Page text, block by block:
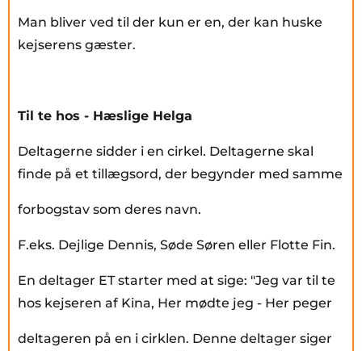
Man bliver ved til der kun er en, der kan huske
kejserens gæster.
Til te hos - Hæslige Helga
Deltagerne sidder i en cirkel. Deltagerne skal
finde på et tillægsord, der begynder med samme
forbogstav som deres navn.
F.eks. Dejlige Dennis, Søde Søren eller Flotte Fin.
En deltager ET starter med at sige: "Jeg var til te
hos kejseren af Kina, Her mødte jeg - Her peger
deltageren på en i cirklen. Denne deltager siger